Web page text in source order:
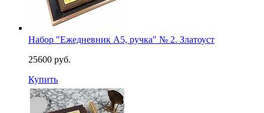
Набор "Ежедневник А5, ручка" № 2. Златоуст
25600 руб.
Купить